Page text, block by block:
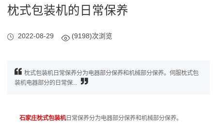
枕式包装机的日常保养
2022-08-29 (9198)次浏览
枕式包装机日常保养分为电器部分保养和机械部分保养。伺服枕式包
装机电器部分的日常保...
石家庄枕式包装机日常保养分为电器部分保养和机械部分保养。